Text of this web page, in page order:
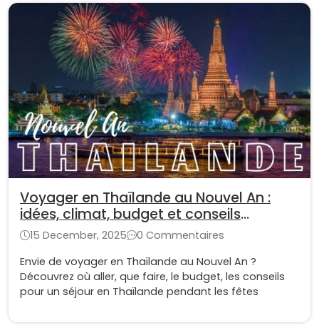
Voyager en Thaïlande au Nouvel An :
idées, climat, budget et conseils
pratiques
15 December, 2025
0 Commentaires
Envie de voyager en Thaïlande au Nouvel An ?
Découvrez où aller, que faire, le budget, les conseils
pour un séjour en Thaïlande pendant les fêtes